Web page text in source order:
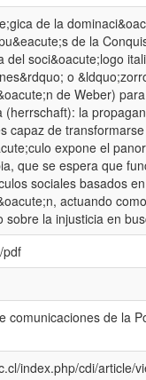
de la
de la
del soci&oacute;logo
o
de Weber)
(herrschaft): la
capaz de
expone el
que se espera que
sociales basados
actuando
sobre la injusticia en
pdf
comunicaciones de la
index.php/cdi/article/